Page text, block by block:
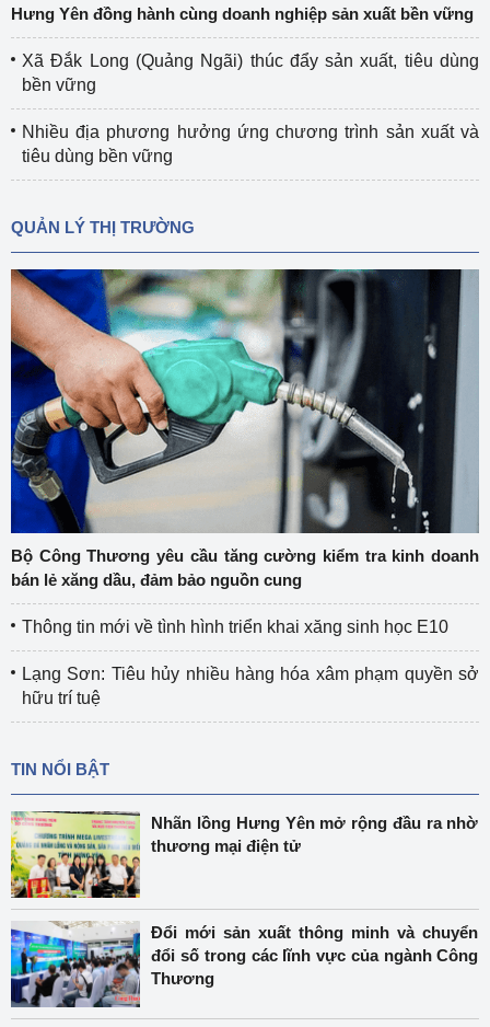
Hưng Yên đồng hành cùng doanh nghiệp sản xuất bền vững
Xã Đắk Long (Quảng Ngãi) thúc đẩy sản xuất, tiêu dùng
bền vững
Nhiều địa phương hưởng ứng chương trình sản xuất và
tiêu dùng bền vững
QUẢN LÝ THỊ TRƯỜNG
Bộ Công Thương yêu cầu tăng cường kiểm tra kinh doanh
bán lẻ xăng dầu, đảm bảo nguồn cung
Thông tin mới về tình hình triển khai xăng sinh học E10
Lạng Sơn: Tiêu hủy nhiều hàng hóa xâm phạm quyền sở
hữu trí tuệ
TIN NỔI BẬT
Nhãn lồng Hưng Yên mở rộng đầu ra nhờ
thương mại điện tử
Đổi mới sản xuất thông minh và chuyển
đổi số trong các lĩnh vực của ngành Công
Thương